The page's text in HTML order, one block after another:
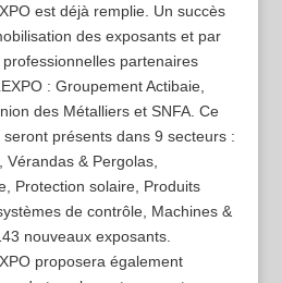
est déjà remplie. Un succès
des exposants et par
partenaires
: Groupement Actibaie,
des Métalliers et SNFA. Ce
présents dans 9 secteurs :
& Pergolas,
Protection solaire, Produits
de contrôle, Machines &
nouveaux exposants.
proposera également